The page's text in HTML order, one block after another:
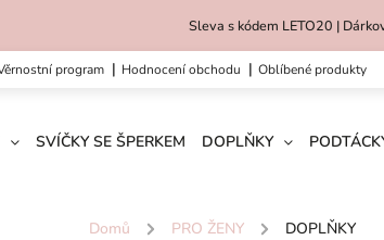
Sleva s kódem LETO20 |
věrnostní program hodnocení obchodu oblíbené produkty
SVÍČKY SE ŠPERKEM DOPLŇKY
Domů / PRO ŽENY /
DOPLŇKY